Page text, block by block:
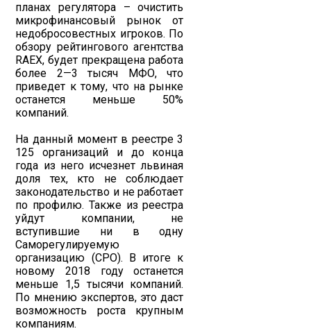
планах регулятора – очистить
микрофинансовый рынок от
недобросовестных игроков. По
обзору рейтингового агентства
RAEX, будет прекращена работа
более 2—3 тысяч МФО, что
приведет к тому, что на рынке
останется меньше 50%
компаний.
На данный момент в реестре 3
125 организаций и до конца
года из него исчезнет львиная
доля тех, кто не соблюдает
законодательство и не работает
по профилю. Также из реестра
уйдут компании, не
вступившие ни в одну
Саморегулируемую
организацию (СРО). В итоге к
новому 2018 году останется
меньше 1,5 тысячи компаний.
По мнению экспертов, это даст
возможность роста крупным
компаниям.